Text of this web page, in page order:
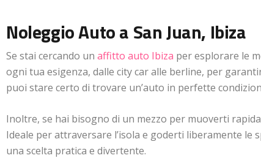
Noleggio Auto a San Juan, Ibiza
Se stai cercando un affitto auto Ibiza per esplorare le
ogni tua esigenza, dalle city car alle berline, per
puoi stare certo di trovare un’auto in perfette
Inoltre, se hai bisogno di un mezzo per muoverti
Ideale per attraversare l’isola e goderti liberamente le
una scelta pratica e divertente.